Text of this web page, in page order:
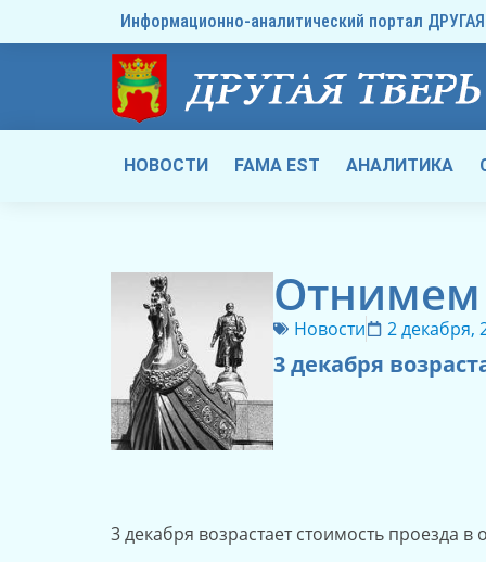
Информационно-аналитический портал
НОВОСТИ FAMA EST АНАЛИТИКА
Отнимем
Новости 2 декабря,
3 декабря
3 декабря возрастает стоимость проезда